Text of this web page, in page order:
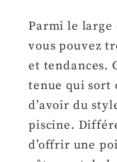
Parmi le large
vous pouvez
et tendances.
tenue qui sort
d’avoir du
piscine.
d’offrir une